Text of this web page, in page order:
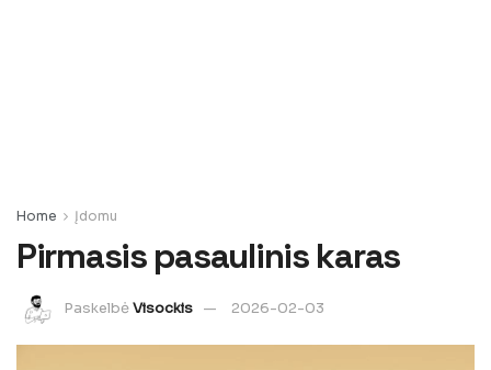
Home Įdomu
Pirmasis pasaulinis karas
PaskelbėVisockis 2026-02-03